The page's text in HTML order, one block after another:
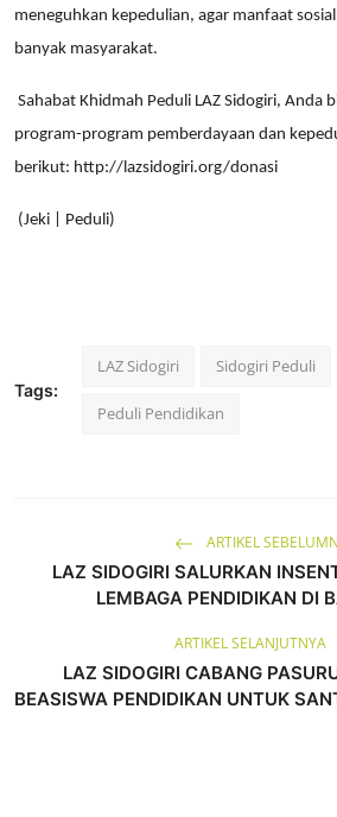
meneguhkan kepedulian, agar manfaat
banyak masyarakat.
Sahabat Khidmah Peduli LAZ Sidogiri, Anda
program-program pemberdayaan dan
berikut: http://lazsidogiri.org/donasi
(Jeki | Peduli)
Tags:
LAZ Sidogiri Sidogiri Peduli
Peduli Pendidikan
ARTIKEL
LAZ SIDOGIRI SALURKAN
LEMBAGA PENDIDIKAN DI
ARTIKEL SELANJUTNYA
LAZ SIDOGIRI CABANG
BEASISWA PENDIDIKAN UNTUK